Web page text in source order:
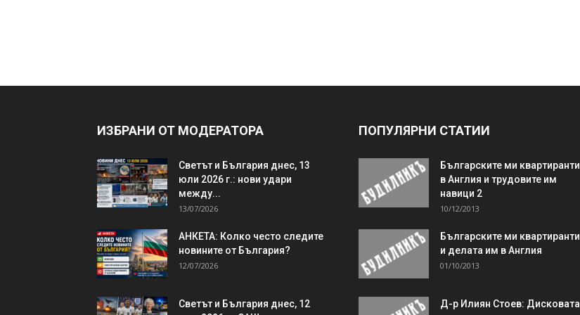
ИЗБРАНИ ОТ МОДЕРАТОРА
Светът и България днес, 13
юли 2026 г.: нови удари
между...
13/07/2026
АНКЕТА: Колко често следите
новините от България?
12/07/2026
Светът и България днес, 12
ПОПУЛЯРНИ СТАТИИ
Българските ми квартиранти
в Англия и трудовите им
навици 2
10/12/2013
Българските ми квартиранти
и делата им в Англия
01/10/2013
Д-р Илиян Стоев: Дисковата